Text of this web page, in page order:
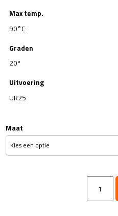
Max temp.
90°C
Graden
20º
Uitvoering
UR25
Maat
Vuilfrees
-